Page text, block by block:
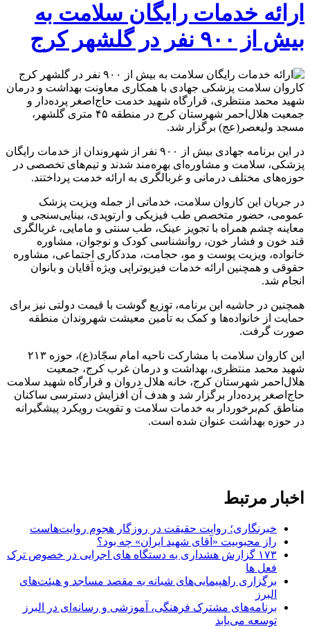
ارائه خدمات رایگان سلامت به
بیش از ۹۰۰ نفر در گلشهر کرج
کاروان سلامت پزشکی جهادی با همکاری معاونت بهداشت و درمان
شهید محمد منتظری، قرارگاه شهید خدمت حاج‌اصغر پرده‌دار و
جمعیت هلال‌احمر شهرستان کرج در منطقه ۴۵ متری گلشهر،
مسجد ولیعصر(عج) برگزار شد.
در این برنامه جهادی بیش از ۹۰۰ نفر از شهروندان از خدمات رایگان
پزشکی، سلامت و مشاوره‌ای بهره‌مند شدند و تیم‌های تخصصی در
حوزه‌های مختلف درمانی و غربالگری به ارائه خدمت پرداختند.
در جریان این کاروان سلامت، خدماتی از جمله ویزیت پزشک
عمومی، حضور متخصص طب فیزیکی و ارتوپدی، بینایی‌سنجی و
معاینه چشم همراه با تجویز عینک، طب سنتی و مامایی، غربالگری
قند خون و فشار خون، روانشناسی کودک و نوجوان، مشاوره
خانواده، ویزیت پوست و مو، حجامت، مددکاری اجتماعی، مشاوره
حقوقی و همچنین ارائه خدمات فیزیوتراپی ویژه آقایان و بانوان
انجام شد.
همچنین در حاشیه این برنامه، توزیع گوشت با قیمت دولتی نیز برای
حمایت از خانواده‌ها و کمک به تأمین معیشت شهروندان منطقه
صورت گرفت.
این کاروان سلامت با مشارکت ناحیه امام سجّاد(ع)، حوزه ۲۱۳
شهید محمد منتظری، بهداشت و درمان غرب کرج، جمعیت
هلال‌احمر شهرستان کرج، خانه هلال دروان و قرارگاه شهید سلامت
حاج‌اصغر پرده‌دار برگزار شد و هدف آن افزایش دسترسی ساکنان
مناطق کم‌برخوردار به خدمات سلامت و تقویت رویکرد پیشگیرانه
در حوزه بهداشت عنوان شده است.
اخبار مرتبط
خبرنگاری؛ روایت حقیقت در روزگار هجوم روایت‌هاست
راز محبوبیت «آقای شهید ایران» چه بود؟
۱۷۳ گزارش هشداری به دستگاه های اجرایی در خصوص ترک
فعل ها
برگزاری راهپیمایی‌های شبانه به مقصد مساجد و هیئت‌های
البرز
برنامه‌های مشترک فرهنگی، آموزشی و رسانه‌ای در البرز
توسعه می‌یابد